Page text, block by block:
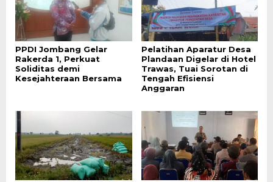
PPDI Jombang Gelar
Rakerda 1, Perkuat
Soliditas demi
Kesejahteraan Bersama
Pelatihan Aparatur Desa
Plandaan Digelar di Hotel
Trawas, Tuai Sorotan di
Tengah Efisiensi
Anggaran